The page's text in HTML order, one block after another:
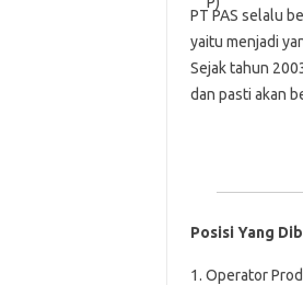
PT PAS selalu
yaitu menjadi
Sejak tahun
dan pasti akan
Posisi Yang
1. Operator